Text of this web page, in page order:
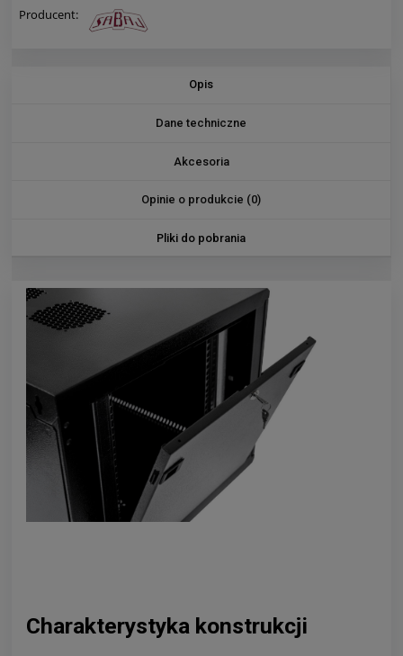
Producent:
Opis
Dane techniczne
Akcesoria
Opinie o produkcie (0)
Pliki do pobrania
Charakterystyka konstrukcji